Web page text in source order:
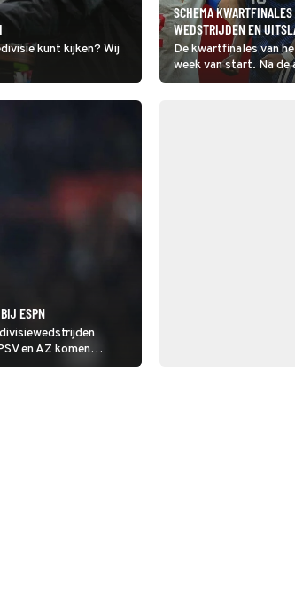
kunt kijken? Wij
SCHEMA
WEDSTRIJDEN EN
De kwartfinales van
week van start. Na de
acht landen over die
ESPN
en AZ komen